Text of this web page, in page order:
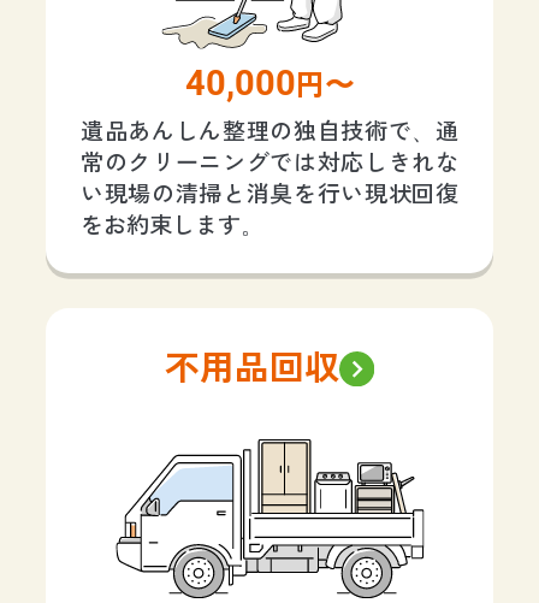
40,000 円〜
遺品あんしん整理の独自技術で、通
常のクリーニングでは対応しきれな
い現場の清掃と消臭を行い現状回復
をお約束します。
不用品回収